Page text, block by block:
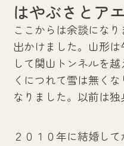
はやぶさとア
ここからは余談にな
出かけました。山形
して関山トンネルを
くにつれて雪は無く
なりました。以前は独
２０１０年に結婚し